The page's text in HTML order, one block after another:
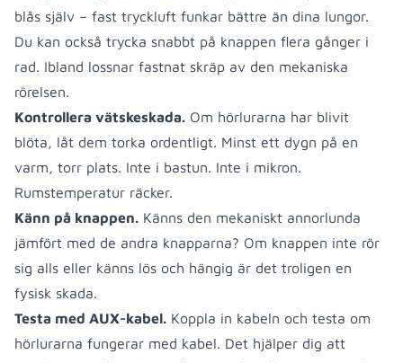
blås själv – fast tryckluft funkar bättre än dina lungor.
Du kan också trycka snabbt på knappen flera gånger i
rad. Ibland lossnar fastnat skräp av den mekaniska
rörelsen.
Kontrollera vätskeskada. Om hörlurarna har blivit
blöta, låt dem torka ordentligt. Minst ett dygn på en
varm, torr plats. Inte i bastun. Inte i mikron.
Rumstemperatur räcker.
Känn på knappen. Känns den mekaniskt annorlunda
jämfört med de andra knapparna? Om knappen inte rör
sig alls eller känns lös och hängig är det troligen en
fysisk skada.
Testa med AUX-kabel. Koppla in kabeln och testa om
hörlurarna fungerar med kabel. Det hjälper dig att